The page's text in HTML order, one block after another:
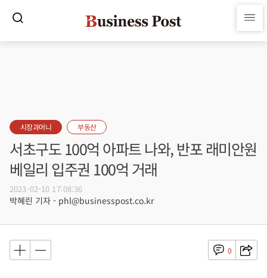
시장과머니 부동산
서초구도 100억 아파트 나와, 반포 래미안원
베일리 입주권 100억 거래
2023-02-10 17:08:36
박혜린 기자 - phl@businesspost.co.kr
0